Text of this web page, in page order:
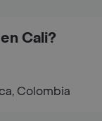
Cali?
Colombia